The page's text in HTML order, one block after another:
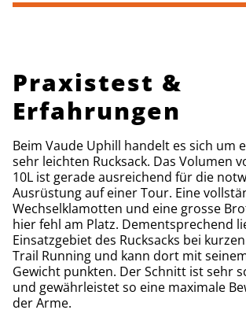
Praxistest &
Erfahrungen
Beim Vaude Uphill handelt es sich um
sehr leichten Rucksack. Das Volumen
10L ist gerade ausreichend für die
Ausrüstung auf einer Tour. Eine
Wechselklamotten und eine grosse
hier fehl am Platz. Dementsprechend
Einsatzgebiet des Rucksacks bei
Trail Running und kann dort mit
Gewicht punkten. Der Schnitt ist sehr
und gewährleistet so eine maximale
der Arme.